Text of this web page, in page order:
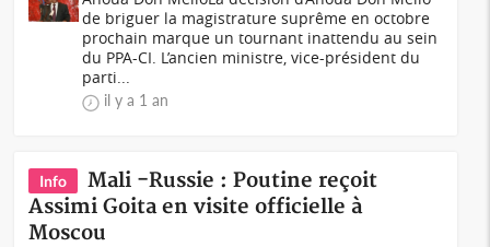
de briguer la magistrature suprême en octobre
prochain marque un tournant inattendu au sein
du PPA-CI. L’ancien ministre, vice-président du
parti...
il y a 1 an
Info
Mali -Russie : Poutine reçoit
Assimi Goita en visite officielle à
Moscou